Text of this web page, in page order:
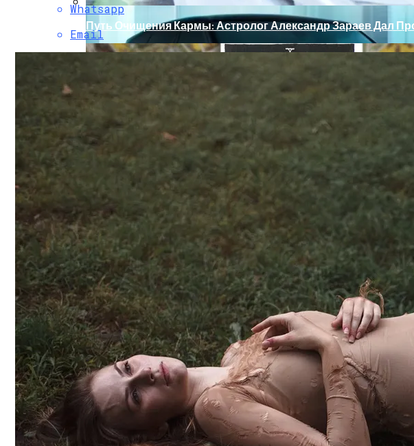
Обновление Для Range Rover Velar: «умные» Фары, Новый
Путь Очищения Кармы: Астролог Александр Зараев Дал
Карта Таро Недели: Что Нас Ждет С 11 По 17 Сентября 2023
Whatsapp
Email